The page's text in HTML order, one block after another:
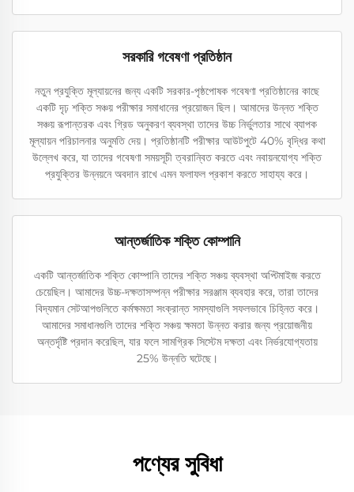
সরকারি গবেষণা প্রতিষ্ঠান
নতুন প্রযুক্তি মূল্যায়নের জন্য একটি সরকার-পৃষ্ঠপোষক গবেষণা প্রতিষ্ঠানের কাছে
একটি দৃঢ় শক্তি সঞ্চয় পরীক্ষার সমাধানের প্রয়োজন ছিল। আমাদের উন্নত শক্তি
সঞ্চয় রূপান্তরক এবং গ্রিড অনুকরণ ব্যবস্থা তাদের উচ্চ নির্ভুলতার সাথে ব্যাপক
মূল্যায়ন পরিচালনার অনুমতি দেয়। প্রতিষ্ঠানটি পরীক্ষার আউটপুটে 40% বৃদ্ধির কথা
উল্লেখ করে, যা তাদের গবেষণা সময়সূচী ত্বরান্বিত করতে এবং নবায়নযোগ্য শক্তি
প্রযুক্তির উন্নয়নে অবদান রাখে এমন ফলাফল প্রকাশ করতে সাহায্য করে।
আন্তর্জাতিক শক্তি কোম্পানি
একটি আন্তর্জাতিক শক্তি কোম্পানি তাদের শক্তি সঞ্চয় ব্যবস্থা অপ্টিমাইজ করতে
চেয়েছিল। আমাদের উচ্চ-দক্ষতাসম্পন্ন পরীক্ষার সরঞ্জাম ব্যবহার করে, তারা তাদের
বিদ্যমান সেটআপগুলিতে কর্মক্ষমতা সংক্রান্ত সমস্যাগুলি সফলভাবে চিহ্নিত করে।
আমাদের সমাধানগুলি তাদের শক্তি সঞ্চয় ক্ষমতা উন্নত করার জন্য প্রয়োজনীয়
অন্তর্দৃষ্টি প্রদান করেছিল, যার ফলে সামগ্রিক সিস্টেম দক্ষতা এবং নির্ভরযোগ্যতায়
25% উন্নতি ঘটেছে।
পণ্যের সুবিধা